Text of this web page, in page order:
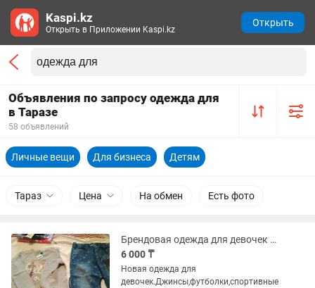
Объявления по запросу одежда для
в Таразе
58 объявлений
Личные вещи Для бизнеса Детям
Тараз Цена На обмен Есть фото
Брендовая одежда для девочек футболки
6 000 ₸
Новая одежда для
девочек.Джинсы,футболки,спортивные
Kaspi.kz
Открыть в Приложении Kaspi.kz
Открыть